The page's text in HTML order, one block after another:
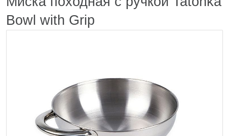
Bowl with Grip